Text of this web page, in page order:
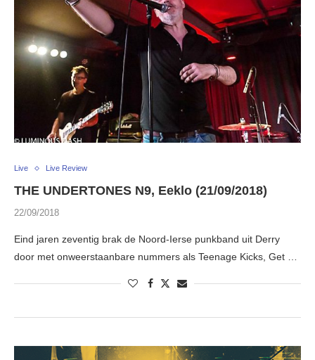
Live Live Review
THE UNDERTONES N9, Eeklo (21/09/2018)
22/09/2018
Eind jaren zeventig brak de Noord-Ierse punkband uit Derry
door met onweerstaanbare nummers als Teenage Kicks, Get …